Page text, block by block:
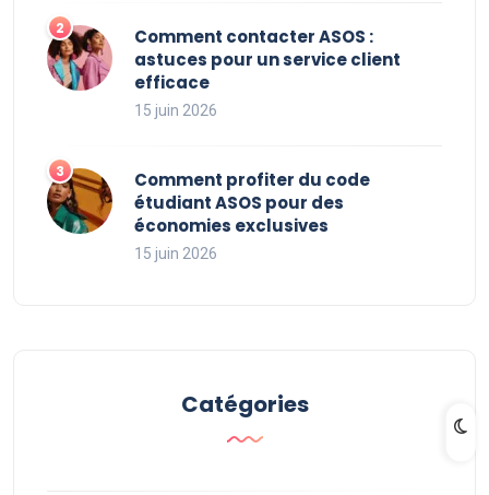
Comment contacter ASOS :
astuces pour un service client
efficace
15 juin 2026
Comment profiter du code
étudiant ASOS pour des
économies exclusives
15 juin 2026
Catégories